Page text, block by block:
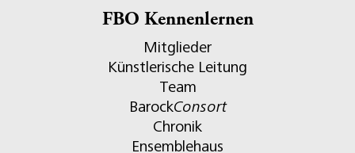
FBO Kennenlernen
Mitglieder
Künstlerische Leitung
Team
BarockConsort
Chronik
Ensemblehaus